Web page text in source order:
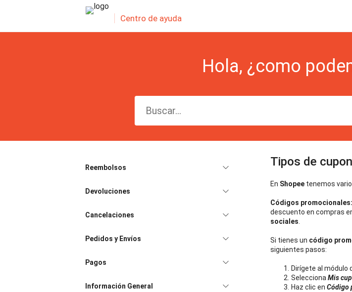
Centro de ayuda
Hola, ¿como
Reembolsos
Devoluciones
Cancelaciones
Pedidos y Envíos
Pagos
Información General
Tipos de
En Shopee tenemos
Códigos promocionales:
descuento en compras
sociales
Si tienes un código
siguientes pasos:
Dirígete al módulo
Selecciona Mis
Haz clic en Código